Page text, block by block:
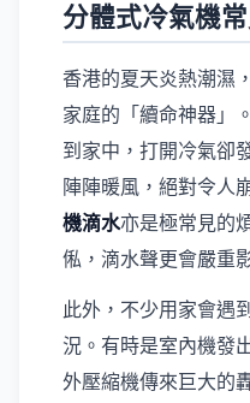
分體式冷氣機
香港的夏天炎熱潮濕
家庭的「續命神器」
到家中，打開冷氣卻
陣陣暖風，絕對令人
機滴水亦是極常見的
俬，滴水聲更會嚴重
此外，不少用家會遇
況。有時是室內機發
外壓縮機傳來巨大的